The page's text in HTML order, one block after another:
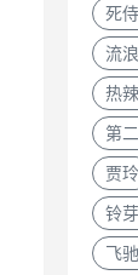
死
流
热
第
贾玲
铃
飞